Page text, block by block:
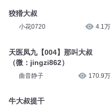
狡猾大叔
小花0720 4.1万
天医凤九【004】那叫大叔
（微：jingzi862）
曲音静子 170.9万
牛大叔提干